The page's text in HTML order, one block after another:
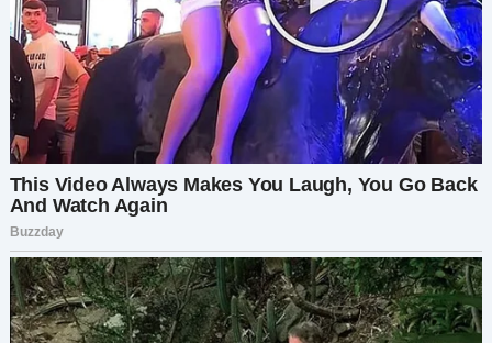
матери. Почему? Понятия не имею. Вероятно,
он думал, что я была причиной её ухода — он
никогда не считал, что это его вина. Ну, иногда,
когда он был пьян, он винил стриптизёршу, но
для танго нужны двое, не так ли? Или, в данном
контексте, для приватного танца.
Как бы то ни было. Моя сестра Марина. С тех
пор как ушла мама, Марина стала любимицей
отца, предположительно потому, что она была
ещё слишком мала, чтобы понять, что
произошло. Поскольку я была уже слишком